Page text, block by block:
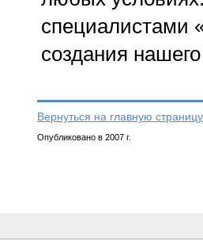
специалистами
создания
Вернуться на главную
Опубликовано в 2007 г.